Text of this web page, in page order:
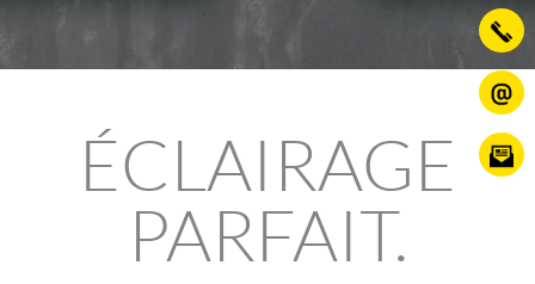
ÉCLAIRAGE
PARFAIT.